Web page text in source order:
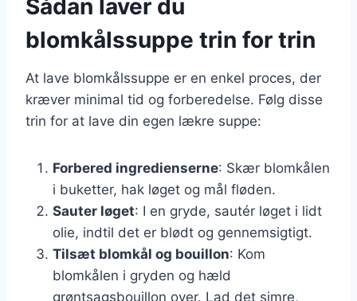
Sådan laver du
blomkålssuppe trin for trin
At lave blomkålssuppe er en enkel proces, der
kræver minimal tid og forberedelse. Følg disse
trin for at lave din egen lækre suppe:
Forbered ingredienserne: Skær blomkålen
i buketter, hak løget og mål fløden.
Sauter løget: I en gryde, sautér løget i lidt
olie, indtil det er blødt og gennemsigtigt.
Tilsæt blomkål og bouillon: Kom
blomkålen i gryden og hæld
grøntsagsbouillon over. Lad det simre,